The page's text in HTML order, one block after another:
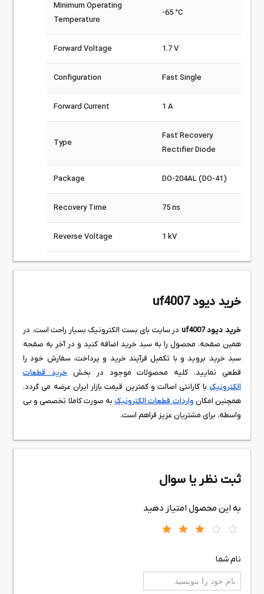
Minimum Operating
Temperature
-65 °C
Forward Voltage 1.7 V
Configuration Fast Single
Forward Current 1 A
Type
Fast Recovery
Rectifier Diode
Package DO-204AL (DO-41)
Recovery Time 75 ns
Reverse Voltage 1 kV
خرید دیود uf4007
خرید دیود uf4007
در سایت بای بست الکترونیک بسیار راحت است. در
همین صفحه، محصول را به سبد خرید اضافه کنید و در آخر به صفحه
سبد خرید بروید و با تکمیل فرآیند خرید و پرداخت، سفارش خود را
قطعی نمایید. کلیه محصولات موجود در بخش خرید قطعات
الکترونیک با گارانتی اصالت و کمترین قیمت بازار ایران عرضه می گردد.
همچنین امکان واردات قطعات الکترونیک به صورت کاملا تخصصی و بی
واسطه، برای مشتریان عزیز فراهم است.
ثبت نظر یا سوال
به این محصول امتیاز دهید
نام شما